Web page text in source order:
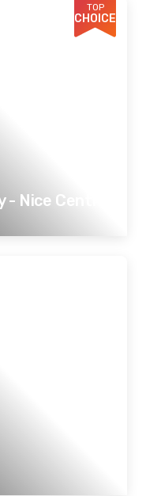
TOP
CHOICE
Nice Centre